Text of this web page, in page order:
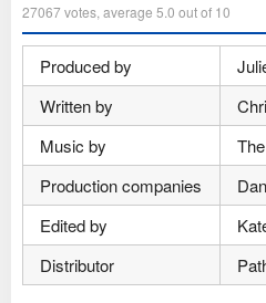
27067votes, average 5.0 out of 10
Produced by
Written by
Music by
Production companies
Edited by
Distributor